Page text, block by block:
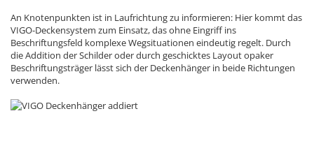
An Knotenpunkten ist in Laufrichtung zu informieren: Hier kommt das
VIGO-Deckensystem zum Einsatz, das ohne Eingriff ins
Beschriftungsfeld komplexe Wegsituationen eindeutig regelt. Durch
die Addition der Schilder oder durch geschicktes Layout opaker
Beschriftungsträger lässt sich der Deckenhänger in beide Richtungen
verwenden.